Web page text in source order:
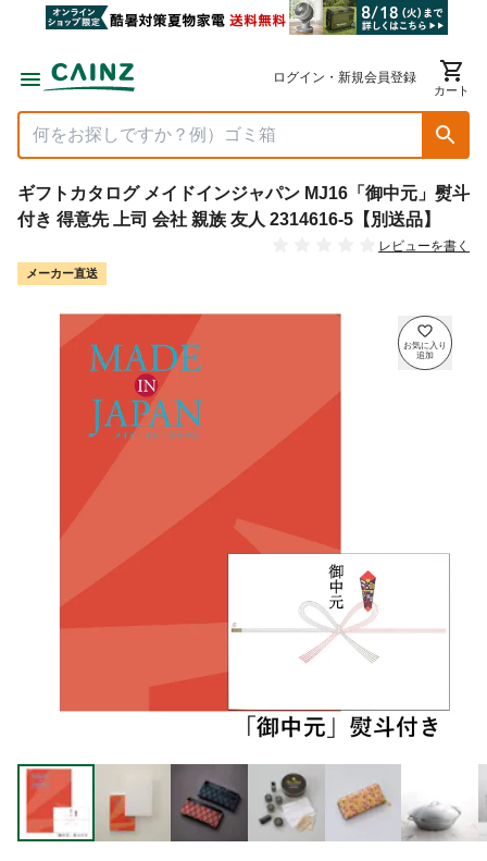
ログイン・新規会員登録
カート
ギフトカタログ メイドインジャパン MJ16「御中元」熨斗
付き 得意先 上司 会社 親族 友人 2314616-5【別送品】
レビューを書く
メーカー直送